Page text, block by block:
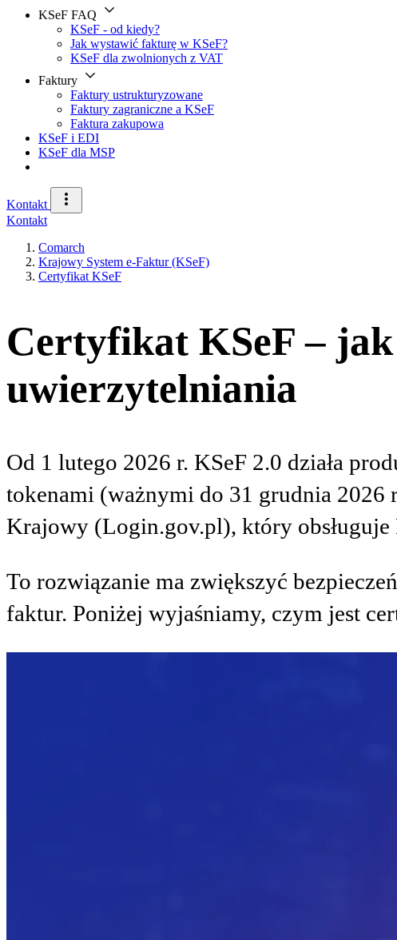
KSeF FAQ
KSeF - od kiedy?
Jak wystawić fakturę w KSeF?
KSeF dla zwolnionych z VAT
Faktury
Faktury ustrukturyzowane
Faktury zagraniczne a KSeF
Faktura zakupowa
KSeF i EDI
KSeF dla MSP
Kontakt
Kontakt
Comarch
Krajowy System e-Faktur (KSeF)
Certyfikat KSeF
Certyfikat KSeF – jak
uwierzytelniania
Od 1 lutego 2026 r. KSeF 2.0 działa
tokenami (ważnymi do 31 grudnia 2026
Krajowy (Login.gov.pl), który
To rozwiązanie ma zwiększyć
faktur. Poniżej wyjaśniamy, czym jest